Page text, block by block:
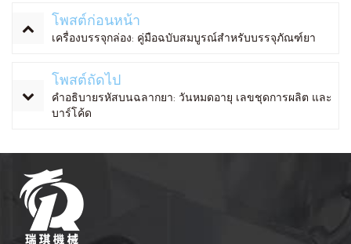
โพสต์ก่อนหน้า
เครื่องบรรจุกล่อง: คู่มือฉบับสมบูรณ์สำหรับบรรจุภัณฑ์ยา
โพสต์ถัดไป
คำอธิบายรหัสบนฉลากยา: วันหมดอายุ เลขชุดการผลิต และ
บาร์โค้ด